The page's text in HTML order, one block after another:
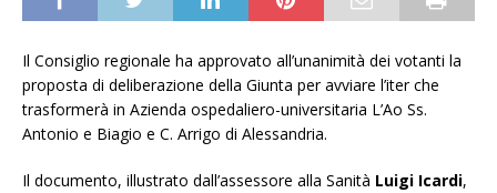
Il Consiglio regionale ha approvato all’unanimità dei votanti la
proposta di deliberazione della Giunta per avviare l’iter che
trasformerà in Azienda ospedaliero-universitaria L’Ao Ss.
Antonio e Biagio e C. Arrigo di Alessandria.
Il documento, illustrato dall’assessore alla Sanità Luigi Icardi,